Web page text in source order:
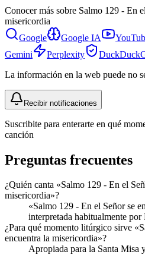
Conocer más sobre Salmo 129 - En
misericordia
Google
Google IA
Gemini
Perplexity
La información en la web puede no
Recibir notificaciones
Suscribite para enterarte en qué
canción
Preguntas frecuentes
¿Quién canta «Salmo 129 - En el
misericordia»?
«Salmo 129 - En el Señor se
interpretada habitualmente
¿Para qué momento litúrgico sirve
encuentra la misericordia»?
Apropiada para la Santa Misa